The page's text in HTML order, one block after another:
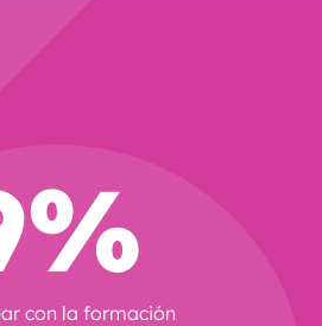
con la formación